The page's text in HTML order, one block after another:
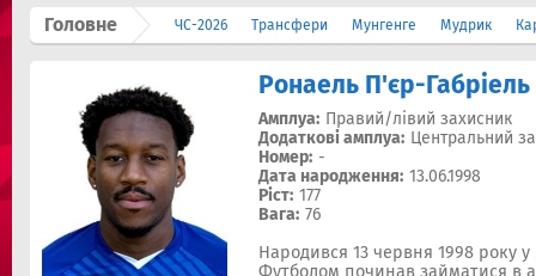
Головне ЧС-2026 Трансфери Мунгенге Мудрик
Ронаель П'єр-Габріель
Амплуа: Правий/лівий захисник
Додаткові амплуа: Центральний
Номер: -
Дата народження: 13.06.1998
Ріст: 177
Вага: 76
Народився 13 червня 1998 року
Футболом починав займатися в